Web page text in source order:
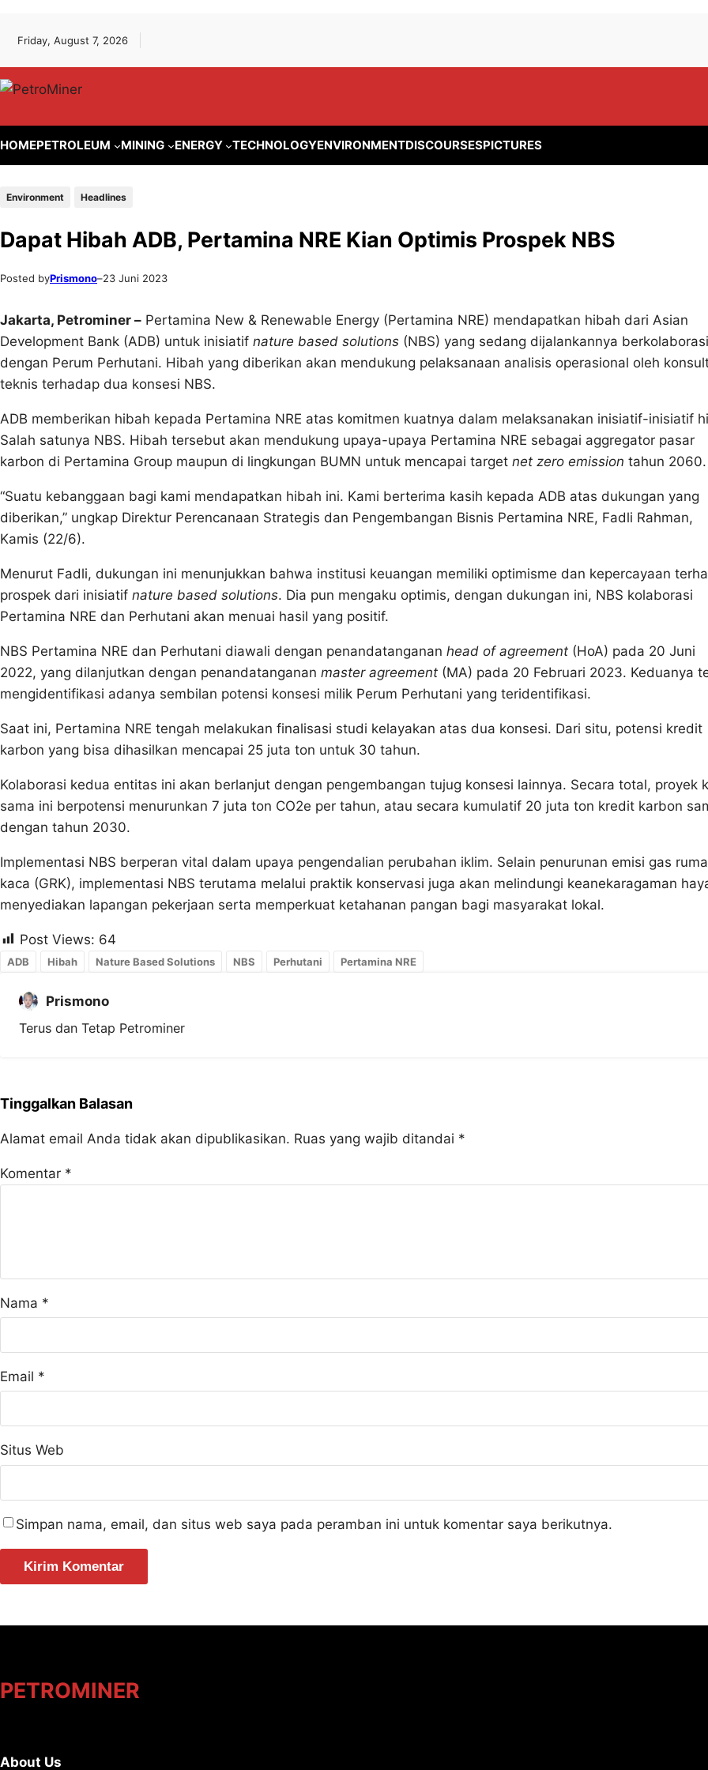
konten
content
Friday, August 7, 2026
HOMEPETROLEUM MINING ENERGY TECHNOLOGYENVIRONMENTDISCOURSESPICTURES
Environment Headlines
Dapat Hibah ADB, Pertamina NRE Kian Optimis Prospek NBS
Posted byPrismono–23 Juni 2023
Jakarta, Petrominer – Pertamina New & Renewable Energy (Pertamina NRE) mendapatkan hibah dari Asian
Development Bank (ADB) untuk inisiatif nature based solutions (NBS) yang sedang dijalankannya berkolaborasi
dengan Perum Perhutani. Hibah yang diberikan akan mendukung pelaksanaan analisis operasional oleh
teknis terhadap dua konsesi NBS.
ADB memberikan hibah kepada Pertamina NRE atas komitmen kuatnya dalam melaksanakan inisiatif-inisiatif
Salah satunya NBS. Hibah tersebut akan mendukung upaya-upaya Pertamina NRE sebagai aggregator pasar
karbon di Pertamina Group maupun di lingkungan BUMN untuk mencapai target net zero emission tahun 2060.
“Suatu kebanggaan bagi kami mendapatkan hibah ini. Kami berterima kasih kepada ADB atas dukungan yang
diberikan,” ungkap Direktur Perencanaan Strategis dan Pengembangan Bisnis Pertamina NRE, Fadli Rahman,
Kamis (22/6).
Menurut Fadli, dukungan ini menunjukkan bahwa institusi keuangan memiliki optimisme dan kepercayaan
prospek dari inisiatif nature based solutions. Dia pun mengaku optimis, dengan dukungan ini, NBS kolaborasi
Pertamina NRE dan Perhutani akan menuai hasil yang positif.
NBS Pertamina NRE dan Perhutani diawali dengan penandatanganan head of agreement (HoA) pada 20 Juni
2022, yang dilanjutkan dengan penandatanganan master agreement (MA) pada 20 Februari 2023. Keduanya
mengidentifikasi adanya sembilan potensi konsesi milik Perum Perhutani yang teridentifikasi.
Saat ini, Pertamina NRE tengah melakukan finalisasi studi kelayakan atas dua konsesi. Dari situ, potensi kredit
karbon yang bisa dihasilkan mencapai 25 juta ton untuk 30 tahun.
Kolaborasi kedua entitas ini akan berlanjut dengan pengembangan tujug konsesi lainnya. Secara total, proyek
sama ini berpotensi menurunkan 7 juta ton CO2e per tahun, atau secara kumulatif 20 juta ton kredit karbon
dengan tahun 2030.
Implementasi NBS berperan vital dalam upaya pengendalian perubahan iklim. Selain penurunan emisi gas
kaca (GRK), implementasi NBS terutama melalui praktik konservasi juga akan melindungi keanekaragaman
menyediakan lapangan pekerjaan serta memperkuat ketahanan pangan bagi masyarakat lokal.
Post Views: 64
ADB Hibah Nature Based Solutions NBS Perhutani Pertamina NRE
Prismono
Terus dan Tetap Petrominer
Tinggalkan Balasan
Alamat email Anda tidak akan dipublikasikan. Ruas yang wajib ditandai *
Komentar *
Nama *
Email *
Situs Web
Simpan nama, email, dan situs web saya pada peramban ini untuk komentar saya berikutnya.
PETROMINER
About Us